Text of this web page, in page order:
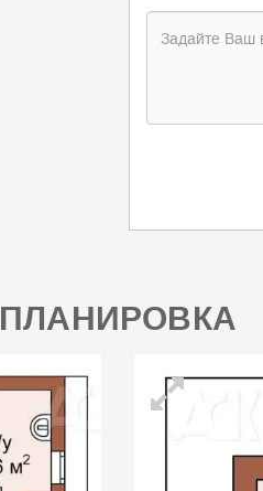
ПЛАНИРОВКА